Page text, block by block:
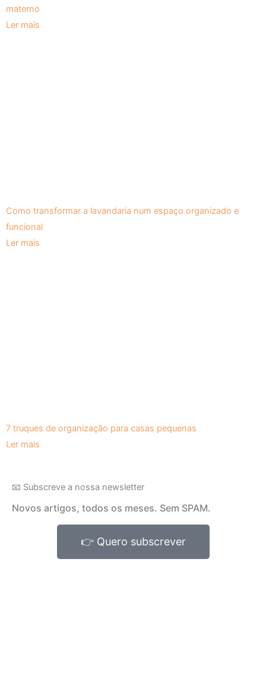
materno
Ler mais
Como transformar a lavandaria num espaço organizado e
funcional
Ler mais
7 truques de organização para casas pequenas
Ler mais
📧 Subscreve a nossa newsletter
Novos artigos, todos os meses. Sem SPAM.
👉 Quero subscrever